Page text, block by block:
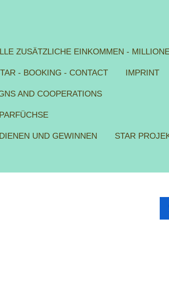
ZUSÄTZLICHE EINKOMMEN -
- BOOKING - CONTACT IMPRINT
AND COOPERATIONS
UND GEWINNEN STAR